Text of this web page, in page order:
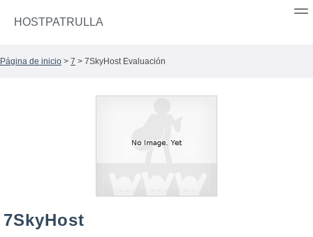
HOSTPATRULLA
Página de inicio > 7 > 7SkyHost Evaluación
7SkyHost